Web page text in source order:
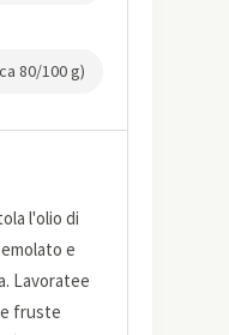
80/100 g)
l'olio di
e
Lavoratee
fruste